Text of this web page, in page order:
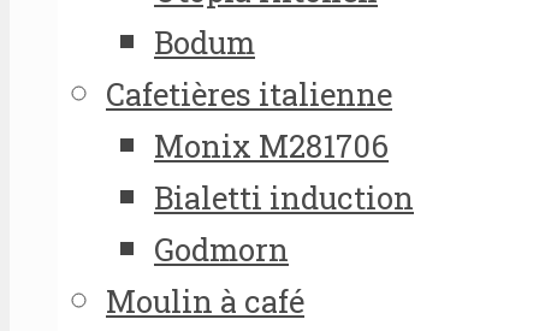
Bodum
Cafetières italienne
Monix M281706
Bialetti induction
Godmorn
Moulin à café